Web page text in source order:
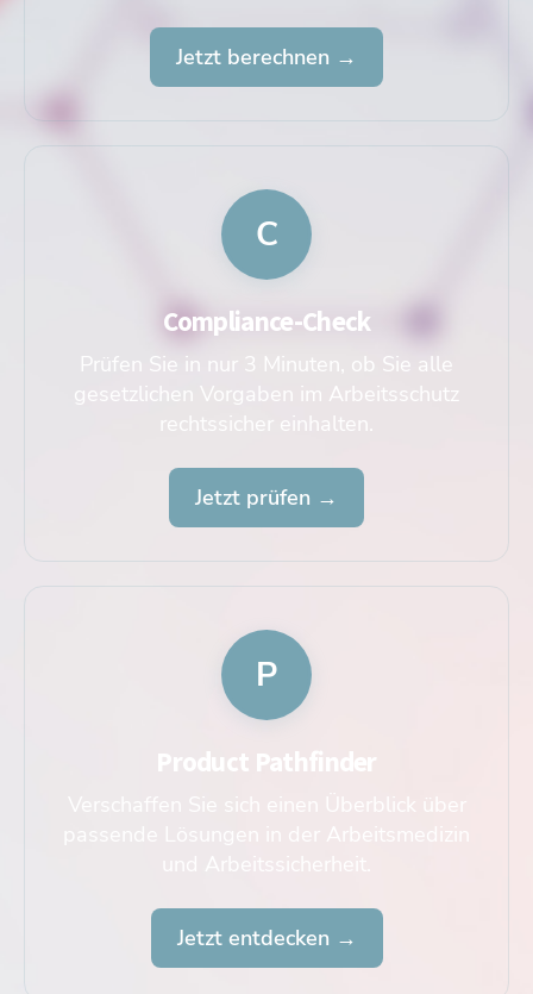
Jetzt berechnen →
C
Compliance-Check
Prüfen Sie in nur 3 Minuten, ob Sie alle
gesetzlichen Vorgaben im Arbeitsschutz
rechtssicher einhalten.
Jetzt prüfen →
P
Product Pathfinder
Verschaffen Sie sich einen Überblick über
Jetzt entdecken →